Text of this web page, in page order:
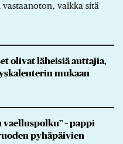
vaikka sitä
olivat läheisiä auttajia,
mukaan
– pappi
pyhäpäivien